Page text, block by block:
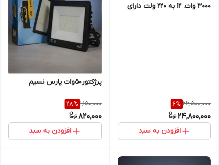
3000 وات. 12 به 220 ولت دارای
26,500,000
6%
24,800,000
افزودن به سبد
پرژکتور50وات پارس نسیم
1,150,000
28%
820,000
افزودن به سبد